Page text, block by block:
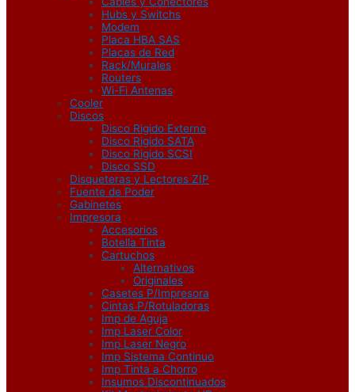
Hubs y Switchs
Modem
Placa HBA SAS
Placas de Red
Rack/Murales
Routers
Wi-Fi Antenas
Cooler
Discos
Disco Rigido Externo
Disco Rigido SATA
Disco Rigido SCSI
Disco SSD
Disqueteras y Lectores ZIP
Fuente de Poder
Gabinetes
Impresora
Accesorios
Botella Tinta
Cartuchos
Alternativos
Originales
Casetes P/Impresora
Cintas P/Rotuladoras
Imp de Aguja
Imp Laser Color
Imp Laser Negro
Imp Sistema Continuo
Imp Tinta a Chorro
Insumos Discontinuados